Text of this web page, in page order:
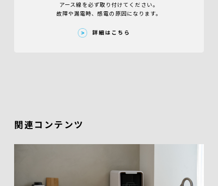
アース線を必ず取り付けてください。
故障や漏電時、感電の原因になります。
詳細はこちら
関連コンテンツ